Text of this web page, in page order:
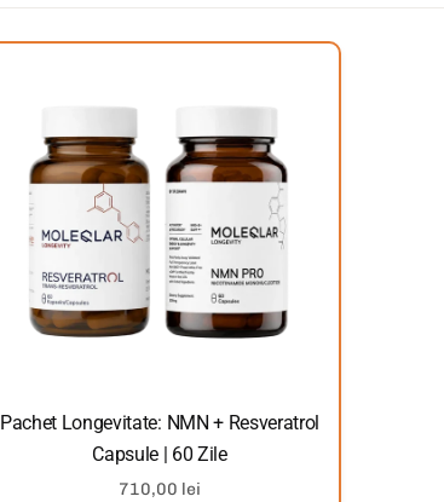
Pachet Longevitate: NMN + Resveratrol
Capsule | 60 Zile
710,00 lei